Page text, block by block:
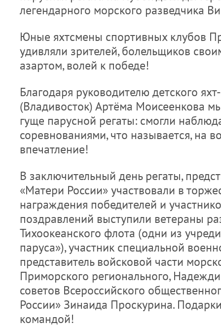
легендарного морского разведчика
Юные яхтсмены спортивных клубов
удивляли зрителей, болельщиков
азартом, волей к победе!
Благодаря руководителю детского
(Владивосток) Артёма Моисеенкова
гуще парусной регаты: смогли
соревнованиями, что называется, на
впечатление!
В заключительный день регаты,
«Матери России» участвовали в
награждения победителей и
поздравлений выступили ветераны
Тихоокеанского флота (одни из
паруса»), участник специальной
представитель войсковой части
Приморского регионального,
советов Всероссийского
России» Зинаида Проскурина.
командой!